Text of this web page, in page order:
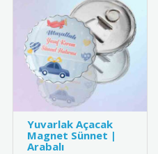
Yuvarlak Açacak
Magnet Sünnet |
Arabalı